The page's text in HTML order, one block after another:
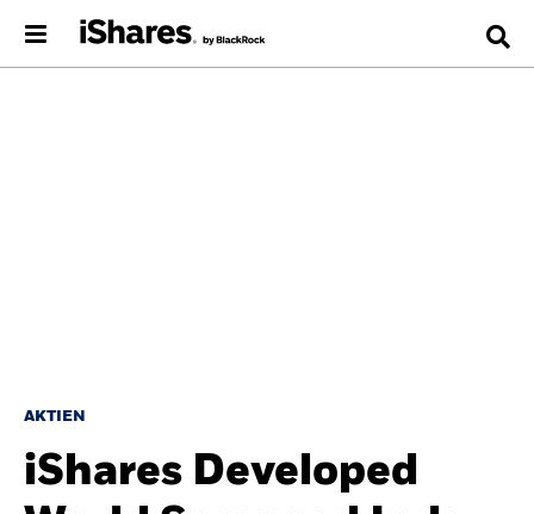
AKTIEN
iShares Developed